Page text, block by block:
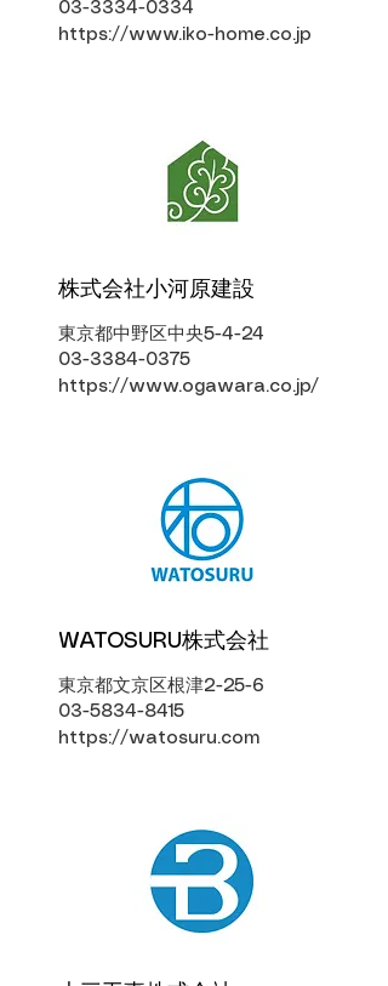
03-3334-0334
https://www.iko-home.co.jp
​株式会社小河原建設
東京都中野区中央5-4-24
03-3384-0375
https://www.ogawara.co.jp/
​WATOSURU株式会社
東京都文京区根津2-25-6
03-5834-8415
https://watosuru.com